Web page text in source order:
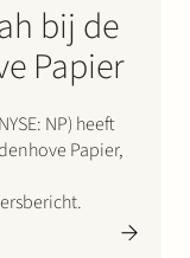
bij de
Papier
NP) heeft
Papier,